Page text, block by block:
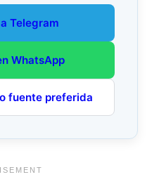
Telegram
WhatsApp
fuente preferida